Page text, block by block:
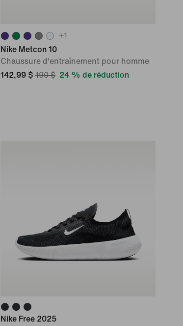
+1
Nike Metcon 10
Chaussure d'entraînement pour homme
142,99 $ 190 $ 24 % de réduction
Nike Free 2025